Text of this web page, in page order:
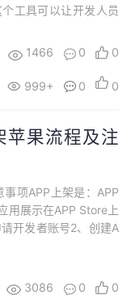
工具可以让开发人员
人员可以避免手动执
可以自动处理各种细
1466 0 0
999+ 0 0
苹果流程及注
项APP上架是：APP
用展示在APP Store上
开发者账号2、创建A
发者账号主要分为三
号年费...
3086 0 0